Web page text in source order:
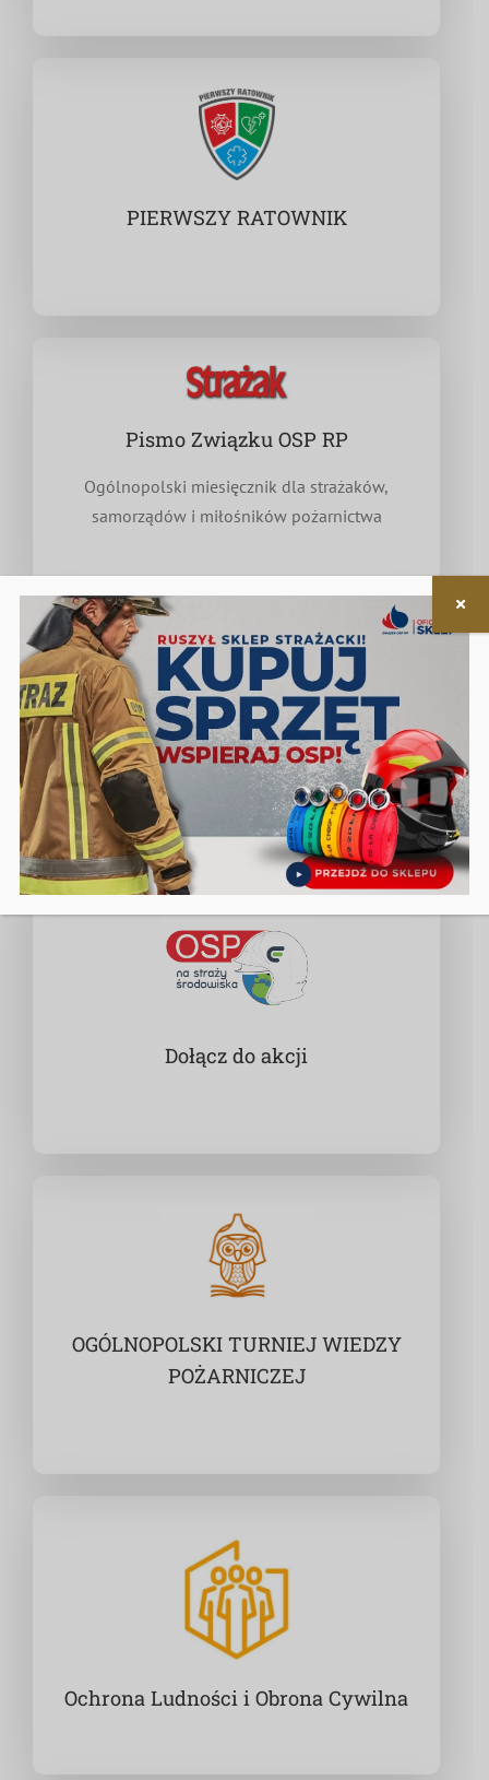
PIERWSZY RATOWNIK
Pismo Związku OSP RP
Ogólnopolski miesięcznik dla strażaków,
samorządów i miłośników pożarnictwa
Nieodpłatna pomoc prawna
w zakresie związanym z funkcjonowaniem OSP
Dołącz do akcji
OGÓLNOPOLSKI TURNIEJ WIEDZY
POŻARNICZEJ
Ochrona Ludności i Obrona Cywilna